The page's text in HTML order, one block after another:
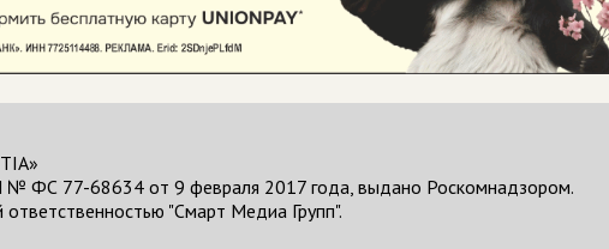
№ ФС 77-68634 от 9 февраля 2017 года, выдано Роскомнадзором.
"Смарт Медиа Групп".